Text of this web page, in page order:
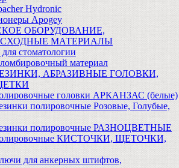
Hydronic
Apogey
ОБОРУДОВАНИЕ,
МАТЕРИАЛЫ
стоматологии
материал
АБРАЗИВНЫЕ ГОЛОВКИ,
головки АРКАНЗАС (белые)
полировочные Розовые, Голубые,
полировочные РАЗНОЦВЕТНЫЕ
полировочные КИСТОЧКИ, ЩЕТОЧКИ,
для анкерных штифтов,